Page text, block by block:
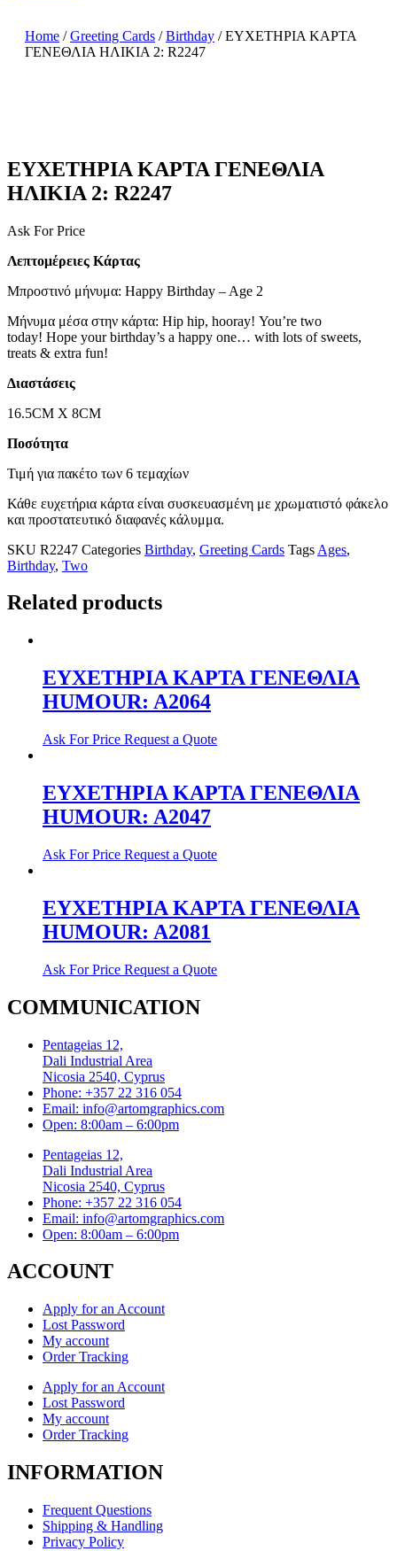
Home /Greeting Cards /Birthday / ΕΥΧΕΤΗΡΙΑ ΚΑΡΤΑ
ΓΕΝΕΘΛΙΑ ΗΛΙΚΙΑ 2: R2247
ΕΥΧΕΤΗΡΙΑ ΚΑΡΤΑ ΓΕΝΕΘΛΙΑ
ΗΛΙΚΙΑ 2: R2247
Ask For Price
Λεπτομέρειες Κάρτας
Μπροστινό μήνυμα: Happy Birthday – Age 2
Μήνυμα μέσα στην κάρτα: Hip hip, hooray! You’re two
today! Hope your birthday’s a happy one… with lots of sweets,
treats & extra fun!
Διαστάσεις
16.5CM X 8CM
Ποσότητα
Τιμή για πακέτο των 6 τεμαχίων
Κάθε ευχετήρια κάρτα είναι συσκευασμένη με χρωματιστό φάκελο
και προστατευτικό διαφανές κάλυμμα.
SKU R2247 Categories Birthday, Greeting Cards Tags Ages,
Birthday, Two
Related products
ΕΥΧΕΤΗΡΙΑ ΚΑΡΤΑ ΓΕΝΕΘΛΙΑ
HUMOUR: A2064
Ask For Price Request a Quote
ΕΥΧΕΤΗΡΙΑ ΚΑΡΤΑ ΓΕΝΕΘΛΙΑ
HUMOUR: A2047
Ask For Price Request a Quote
ΕΥΧΕΤΗΡΙΑ ΚΑΡΤΑ ΓΕΝΕΘΛΙΑ
HUMOUR: A2081
Ask For Price Request a Quote
COMMUNICATION
Pentageias 12,
Dali Industrial Area
Nicosia 2540, Cyprus
Phone: +357 22 316 054
Email: info@artomgraphics.com
Open: 8:00am – 6:00pm
Pentageias 12,
Dali Industrial Area
Nicosia 2540, Cyprus
Phone: +357 22 316 054
Email: info@artomgraphics.com
Open: 8:00am – 6:00pm
ACCOUNT
Apply for an Account
Lost Password
My account
Order Tracking
Apply for an Account
Lost Password
My account
Order Tracking
INFORMATION
Frequent Questions
Shipping & Handling
Privacy Policy